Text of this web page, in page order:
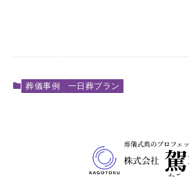
葬儀事例 一日葬プラン